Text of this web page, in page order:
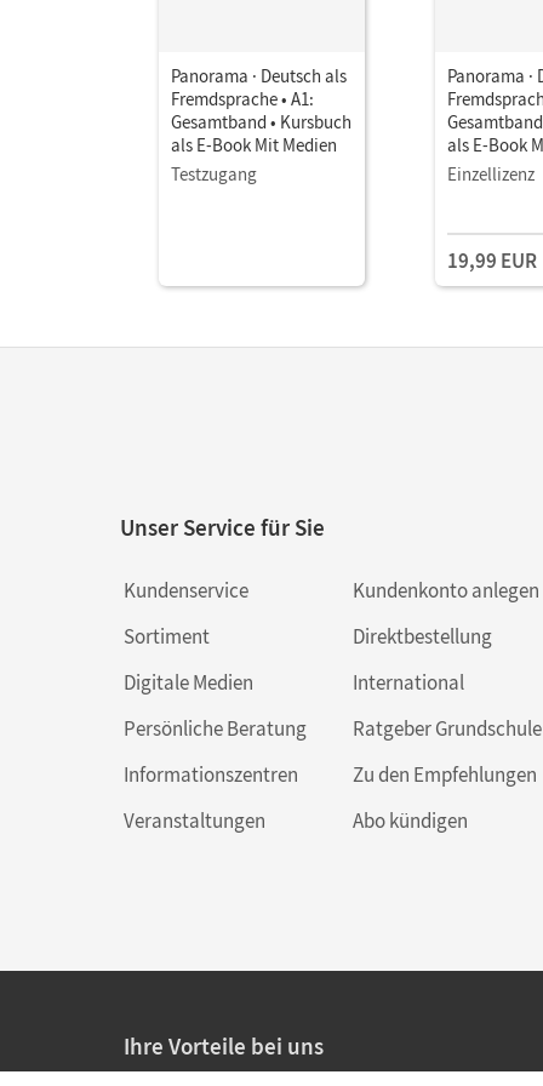
Panorama · Deutsch als
Fremdsprache • A1:
Gesamtband • Kursbuch
als E-Book Mit Medien
Testzugang
Panorama ·
als E-Book
Einzellizenz
19,99 EUR
Unser Service für Sie
Kundenservice
Sortiment
Digitale Medien
Persönliche Beratung
Informationszentren
Veranstaltungen
Kundenkonto anlegen
Direktbestellung
International
Ratgeber Grundschule
Zu den Empfehlungen
Abo kündigen
Ihre Vorteile bei uns